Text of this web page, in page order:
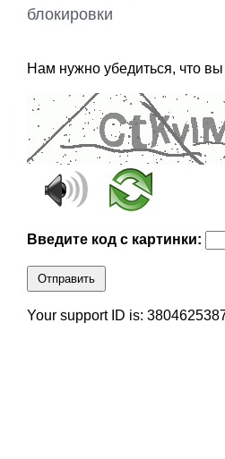
блокировки
Нам нужно убедиться, что
Введите код с картинки:
Отправить
Your support ID is: